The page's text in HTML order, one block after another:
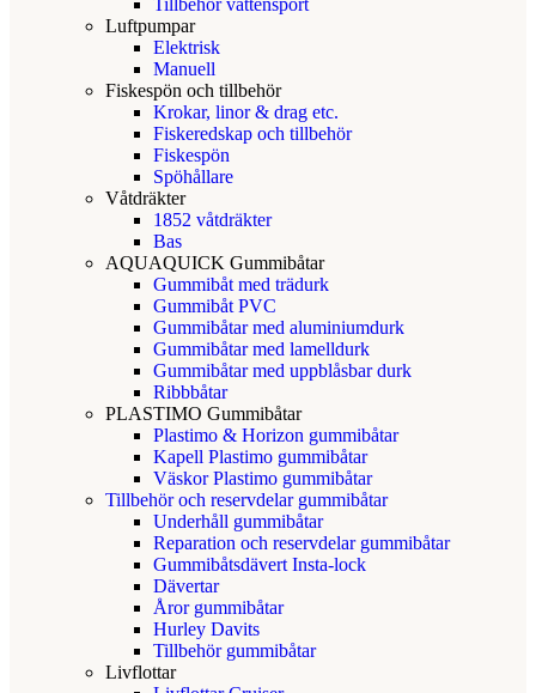
Tillbehör vattensport
Luftpumpar
Elektrisk
Manuell
Fiskespön och tillbehör
Krokar, linor & drag etc.
Fiskeredskap och tillbehör
Fiskespön
Spöhållare
Våtdräkter
1852 våtdräkter
Bas
AQUAQUICK Gummibåtar
Gummibåt med trädurk
Gummibåt PVC
Gummibåtar med aluminiumdurk
Gummibåtar med lamelldurk
Gummibåtar med uppblåsbar durk
Ribbbåtar
PLASTIMO Gummibåtar
Plastimo & Horizon gummibåtar
Kapell Plastimo gummibåtar
Väskor Plastimo gummibåtar
Tillbehör och reservdelar gummibåtar
Underhåll gummibåtar
Reparation och reservdelar gummibåtar
Gummibåtsdävert Insta-lock
Dävertar
Åror gummibåtar
Hurley Davits
Tillbehör gummibåtar
Livflottar